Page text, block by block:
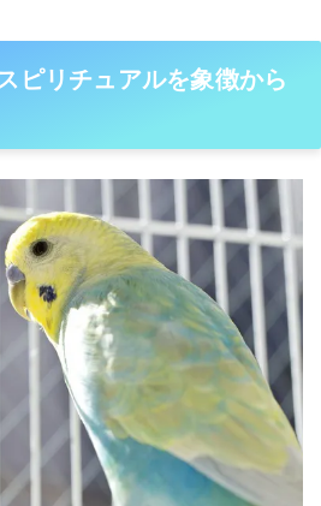
ピリチュアルを象徴から